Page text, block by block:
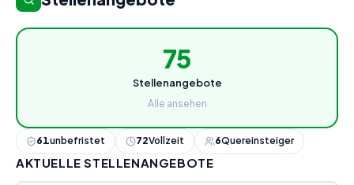
75
Stellenangebote
Alle ansehen
61unbefristet 72Vollzeit 6Quereinsteiger
AKTUELLE STELLENANGEBOTE